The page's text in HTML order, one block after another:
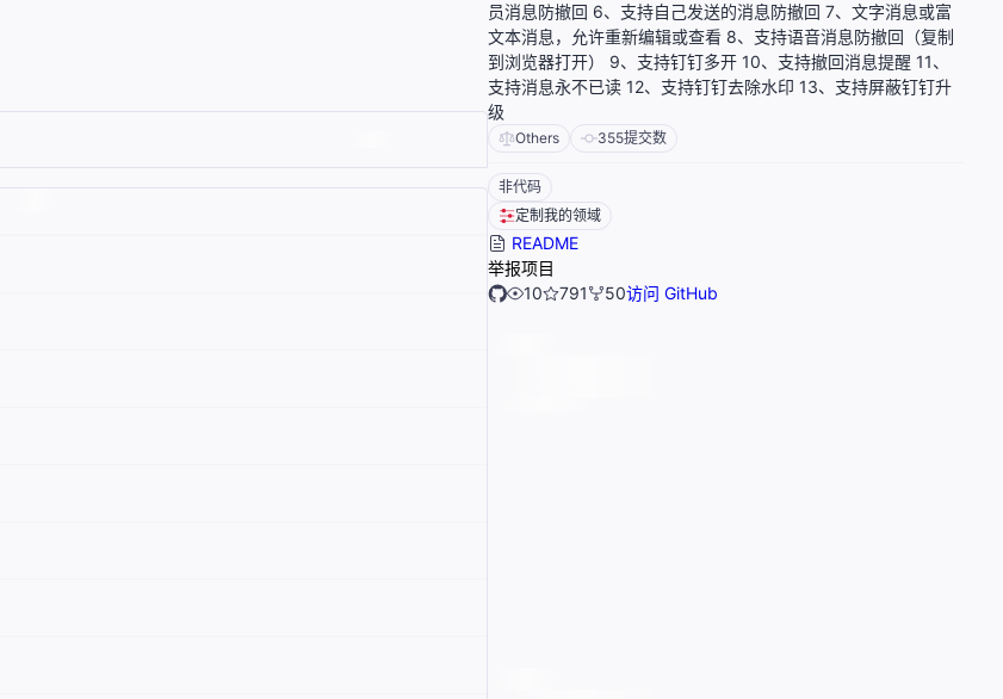
员消息防撤回 6、支持自己发送的消息防撤回 7、文字消息或富
文本消息，允许重新编辑或查看 8、支持语音消息防撤回（复制
到浏览器打开） 9、支持钉钉多开 10、支持撤回消息提醒 11、
支持消息永不已读 12、支持钉钉去除水印 13、支持屏蔽钉钉升
级
Others 355提交数
非代码
定制我的领域
README
举报项目
10
791 50访问 GitHub